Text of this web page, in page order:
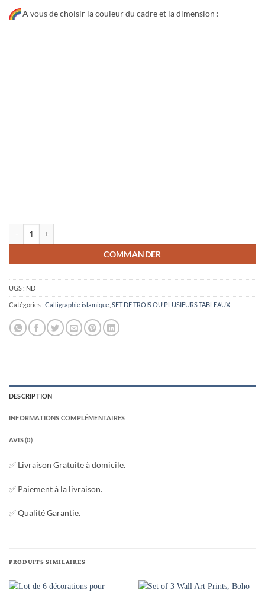
A vous de choisir la couleur du cadre et la dimension :
COMMANDER
UGS : ND
Catégories : Calligraphie islamique SET DE TROIS OU PLUSIEURS TABLEAUX
DESCRIPTION
INFORMATIONS COMPLÉMENTAIRES
AVIS (0)
✅ Livraison Gratuite à domicile.
✅ Paiement à la livraison.
✅ Qualité Garantie.
PRODUITS SIMILAIRES